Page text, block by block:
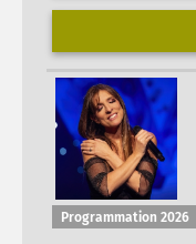
Programmation 2026